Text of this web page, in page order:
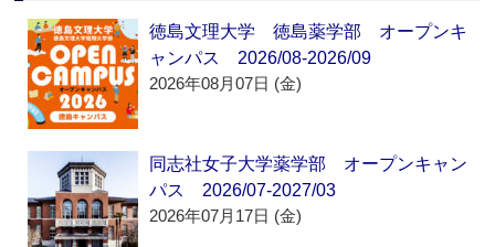
徳島文理大学 徳島薬学部 オープンキ
ャンパス 2026/08-2026/09
2026年08月07日 (金)
同志社女子大学薬学部 オープンキャン
パス 2026/07-2027/03
2026年07月17日 (金)